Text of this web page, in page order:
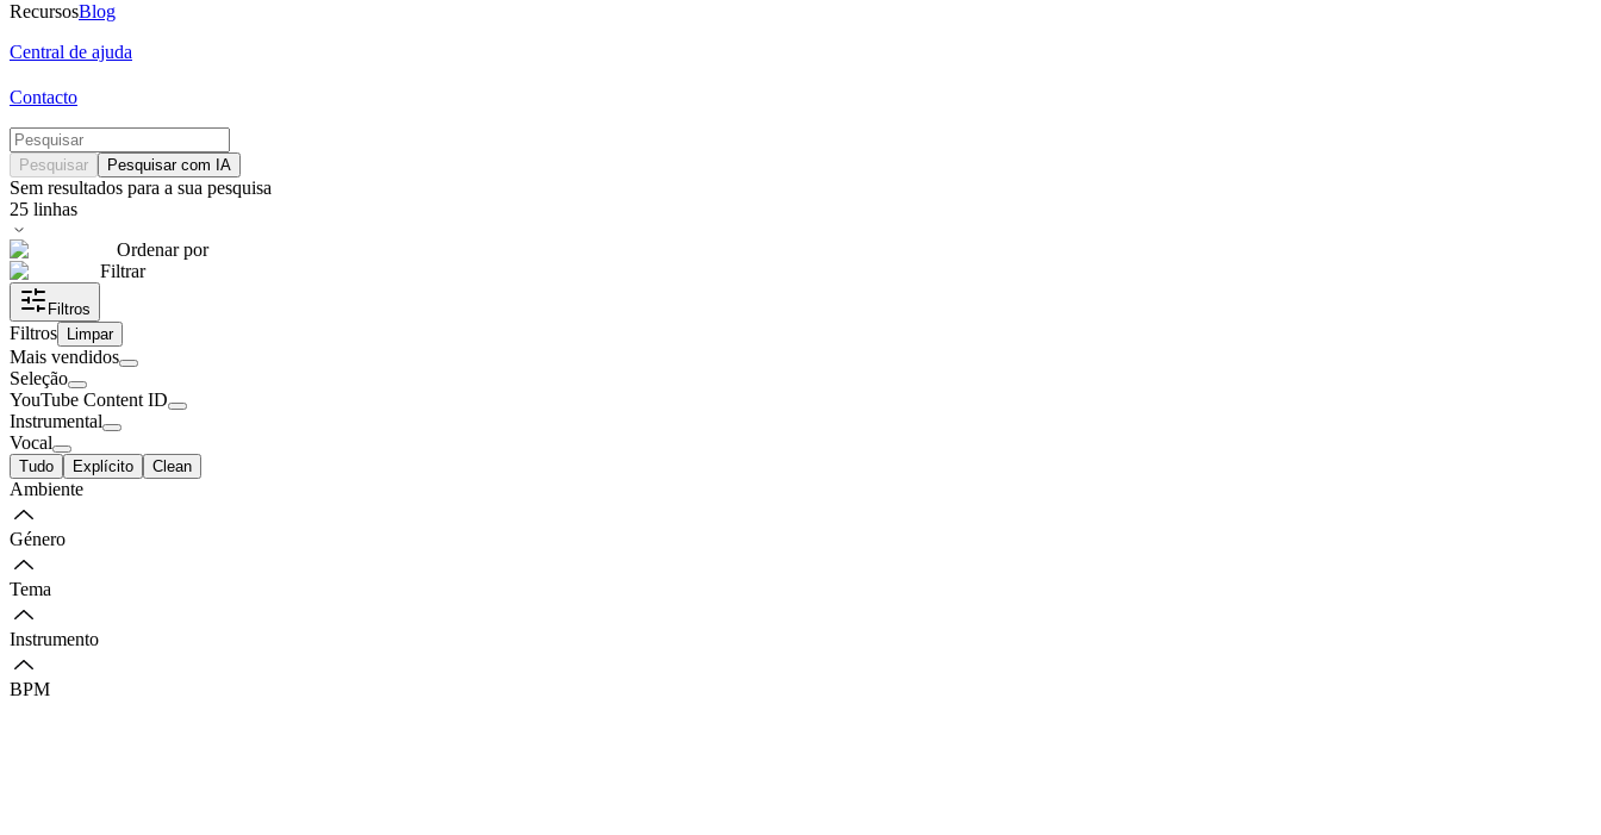
RecursosBlog
Central de ajuda
Contacto
Pesquisar Pesquisar com IA
Sem resultados para a sua pesquisa
25 linhas
Ordenar por
Filtrar
Filtros
Filtros Limpar
Mais vendidos
Seleção
YouTube Content ID
Instrumental
Vocal
Tudo Explícito Clean
Ambiente
Género
Tema
Instrumento
BPM